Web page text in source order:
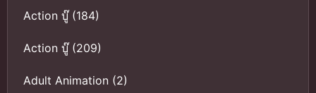
Action บู๊(184)
Action บู๊(209)
Adult Animation (2)